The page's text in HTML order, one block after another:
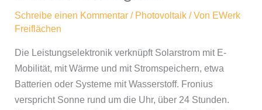
Schreibe einen Kommentar / Photovoltaik/ Von EWerk
Freiflächen
Die Leistungselektronik verknüpft Solarstrom mit E-
Mobilität, mit Wärme und mit Stromspeichern, etwa
Batterien oder Systeme mit Wasserstoff. Fronius
verspricht Sonne rund um die Uhr, über 24 Stunden.